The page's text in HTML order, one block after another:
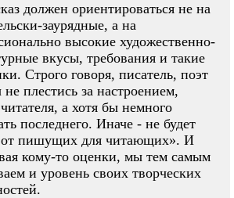
должен ориентироваться не на
заурядные, а на
высокие художественно-
вкусы, требования и такие
Строго говоря, писатель, поэт
плестись за настроением,
а хотя бы немного
последнего. Иначе - не будет
от пишущих для читающих». И
кому-то оценки, мы тем самым
и уровень своих творческих